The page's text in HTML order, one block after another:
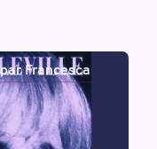
Francesca